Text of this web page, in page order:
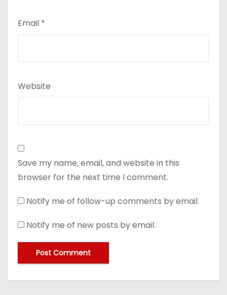
Email *
Website
Save my name, email, and website in this
browser for the next time I comment.
Notify me of follow-up comments by email.
Notify me of new posts by email.